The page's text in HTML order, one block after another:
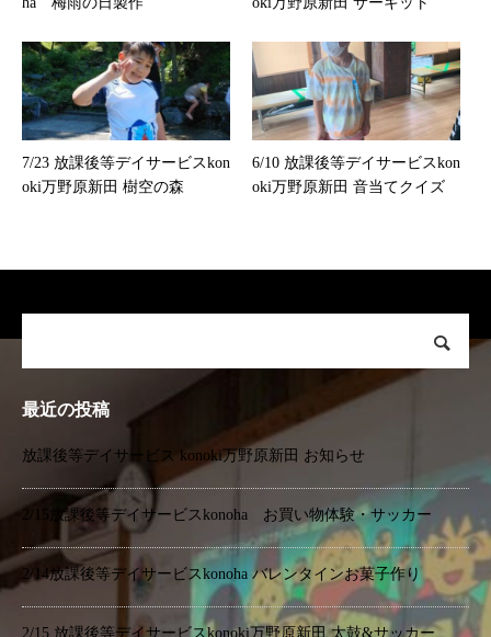
7/23 放課後等デイサービスkon
oki万野原新田 樹空の森
6/10 放課後等デイサービスkon
oki万野原新田 音当てクイズ
最近の投稿
放課後等デイサービス konoki万野原新田 お知らせ
2/15放課後等デイサービスkonoha お買い物体験・サッカー
2/14放課後等デイサービスkonoha バレンタインお菓子作り
2/15 放課後等デイサービスkonoki万野原新田 太鼓&サッカー